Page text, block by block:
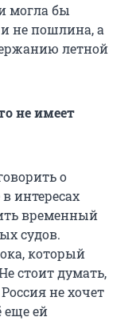
могла бы
и не пошлина, а
летной
не имеет
о
интересах
временный
судов.
который
стоит думать,
не хочет
еще ей